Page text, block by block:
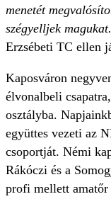
menetét
szégyelljek
Erzsébeti TC ellen
Kaposváron
élvonalbeli
osztályba.
együttes vezeti az
csoportját. Némi
Rákóczi és a
profi mellett